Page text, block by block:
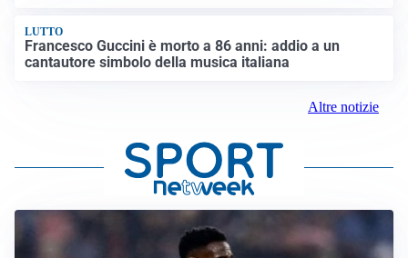
LUTTO
Francesco Guccini è morto a 86 anni: addio a un
cantautore simbolo della musica italiana
Altre notizie